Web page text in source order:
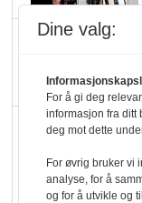
Dine valg:
For å gi deg
informasjon fra ditt
deg mot dette
For øvrig bruker vi
analyse, for å
og for å utvikle og